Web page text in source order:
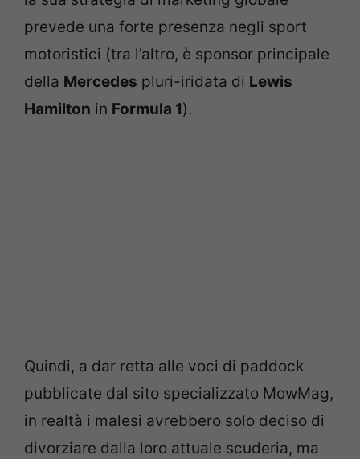
prevede una forte presenza negli sport
motoristici (tra l’altro, è sponsor principale
della Mercedes pluri-iridata di Lewis
Hamilton in Formula 1).
Quindi, a dar retta alle voci di paddock
pubblicate dal sito specializzato MowMag,
in realtà i malesi avrebbero solo deciso di
divorziare dalla loro attuale scuderia, ma